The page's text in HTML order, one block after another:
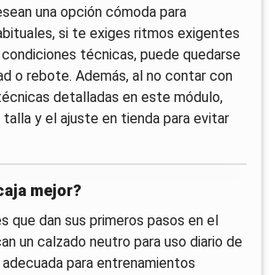
una opción cómoda para
si te exiges ritmos exigentes
técnicas, puede quedarse
o rebote. Además, al no contar con
detalladas en este módulo,
y el ajuste en tienda para evitar
mejor?
que dan sus primeros pasos en el
un calzado neutro para uso diario de
para entrenamientos